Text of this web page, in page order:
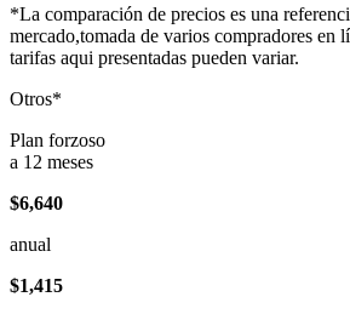
*La comparación de precios es una
mercado,tomada de varios compradores en
tarifas aqui presentadas pueden variar.
Otros*
Plan forzoso
a 12 meses
$6,640
anual
$1,415